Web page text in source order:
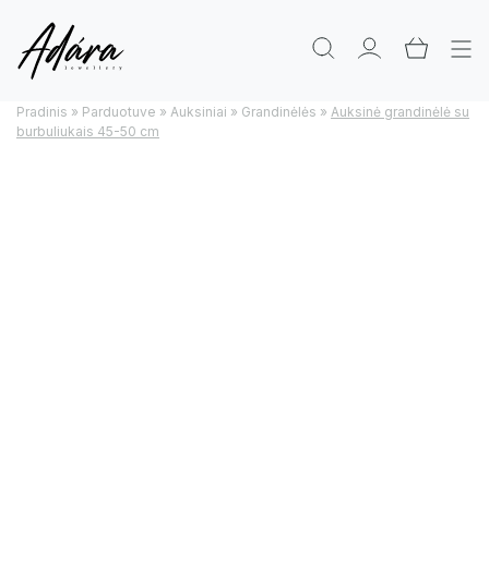
Pradinis » Parduotuve » Auksiniai » Grandinėlės » Auksinė grandinėlė su
burbuliukais 45-50 cm